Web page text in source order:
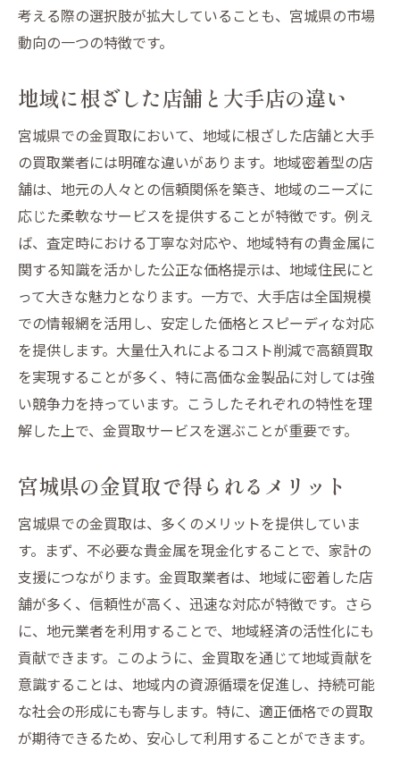
安心して取引できる業者の探し方
信頼性で選ぶ宮城県の金買取業者
宮城県で安心の金買取業者の調べ方
宮城県で金買取を成功させるための重要チェッ
クポイント
成功する金買取のための事前準備
宮城県での金買取の際に確認すべき点
金買取で押さえるべき重要ポイント
失敗しないための金買取チェックリスト
宮城県での金買取で注意する点
成功のための金買取プロセスを理解する
地域密着型の金買取宮城県での信頼の秘訣
地域密着型買取業者の信頼の理由
宮城県で信頼される金買取業者の特徴
宮城県の金買取で信頼を築くポイント
地域密着型業者の成功事例を学ぶ
宮城県の金買取で信頼されるための条件
考える際の選択肢が拡大していることも、宮城県の市場
動向の一つの特徴です。
地域に根ざした店舗と大手店の違い
宮城県での金買取において、地域に根ざした店舗と大手
の買取業者には明確な違いがあります。地域密着型の店
舗は、地元の人々との信頼関係を築き、地域のニーズに
応じた柔軟なサービスを提供することが特徴です。例え
ば、査定時における丁寧な対応や、地域特有の貴金属に
関する知識を活かした公正な価格提示は、地域住民にと
って大きな魅力となります。一方で、大手店は全国規模
での情報網を活用し、安定した価格とスピーディな対応
を提供します。大量仕入れによるコスト削減で高額買取
を実現することが多く、特に高価な金製品に対しては強
い競争力を持っています。こうしたそれぞれの特性を理
解した上で、金買取サービスを選ぶことが重要です。
宮城県の金買取で得られるメリット
宮城県での金買取は、多くのメリットを提供していま
す。まず、不必要な貴金属を現金化することで、家計の
支援につながります。金買取業者は、地域に密着した店
舗が多く、信頼性が高く、迅速な対応が特徴です。さら
に、地元業者を利用することで、地域経済の活性化にも
貢献できます。このように、金買取を通じて地域貢献を
意識することは、地域内の資源循環を促進し、持続可能
な社会の形成にも寄与します。特に、適正価格での買取
が期待できるため、安心して利用することができます。